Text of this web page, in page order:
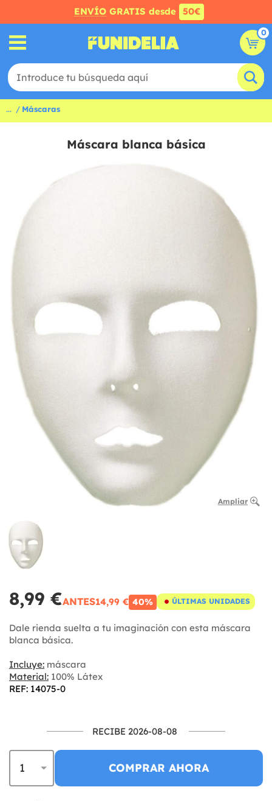
ENVÍO GRATIS desde 50€
0
... Máscaras
Máscara blanca básica
Ampliar
8,99 €ANTES14,99 € 40% ÚLTIMAS UNIDADES
Dale rienda suelta a tu imaginación con esta máscara
blanca básica.
Incluye: máscara
Material: 100% Látex
REF: 14075-0
RECIBE 2026-08-08
COMPRAR AHORA